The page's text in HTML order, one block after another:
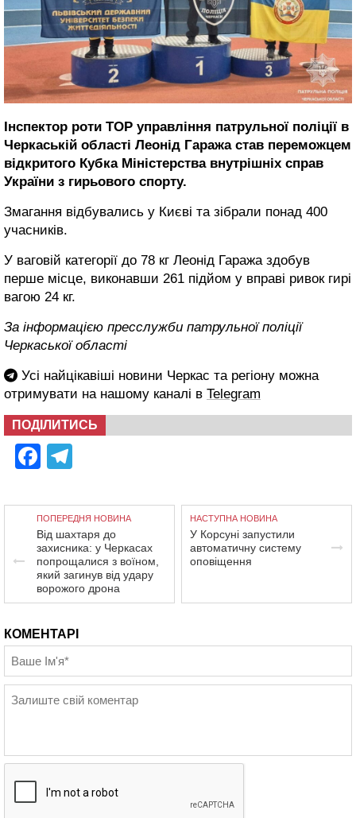
Інспектор роти ТОР управління патрульної поліції в
Черкаській області Леонід Гаража став переможцем
відкритого Кубка Міністерства внутрішніх справ
України з гирьового спорту.
Змагання відбувались у Києві та зібрали понад 400
учасників.
У ваговій категорії до 78 кг Леонід Гаража здобув
перше місце, виконавши 261 підйом у вправі ривок гирі
вагою 24 кг.
За інформацією пресслужби патрульної поліції
Черкаської області
Усі найцікавіші новини Черкас та регіону можна
отримувати на нашому каналі в Telegram
ПОДІЛИТИСЬ
Facebook
ПОПЕРЕДНЯ НОВИНА
Від шахтаря до
захисника: у Черкасах
попрощалися з воїном,
який загинув від удару
ворожого дрона
НАСТУПНА НОВИНА
У Корсуні запустили
автоматичну систему
оповіщення
КОМЕНТАРІ